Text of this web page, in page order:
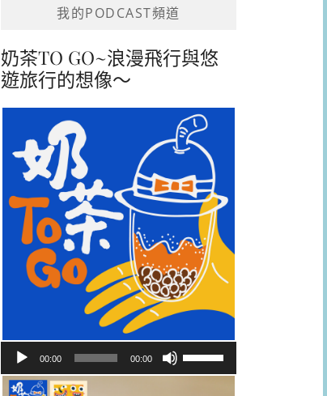
我的PODCAST頻道
奶茶TO GO~浪漫飛行與悠
遊旅行的想像～
播
00:00 00:00